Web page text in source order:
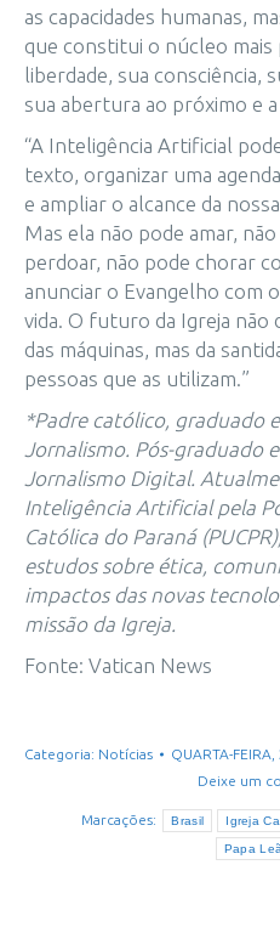
as capacidades humanas,
que constitui o núcleo
liberdade, sua consciência,
sua abertura ao próximo e
“A Inteligência Artificial
texto, organizar uma
e ampliar o alcance da
Mas ela não pode amar,
perdoar, não pode chorar
anunciar o Evangelho com
vida. O futuro da Igreja não
das máquinas, mas da
pessoas que as utilizam.”
*Padre católico, graduado
Jornalismo. Pós-graduado
Jornalismo Digital.
Inteligência Artificial pela
Católica do Paraná
estudos sobre ética,
impactos das novas
missão da Igreja.
Fonte: Vatican News
Categoria: Notícias
QUARTA-
Deixe um
Marcações: Brasil Igreja
Papa